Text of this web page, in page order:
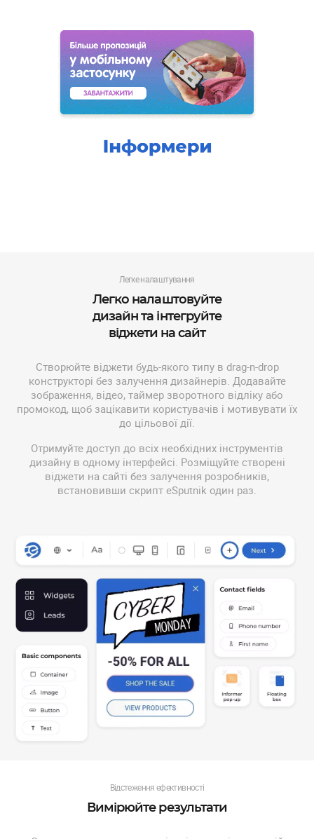
Легке налаштування
Легко налаштовуйте
дизайн та інтегруйте
віджети на сайт
Створюйте віджети будь-якого типу в drag-n-drop
конструкторі без залучення дизайнерів. Додавайте
зображення, відео, таймер зворотного відліку або
промокод, щоб зацікавити користувачів і мотивувати їх
до цільової дії.
Отримуйте доступ до всіх необхідних інструментів
дизайну в одному інтерфейсі. Розміщуйте створені
віджети на сайті без залучення розробників,
встановивши скрипт eSputnik один раз.
Відстеження ефективності
Вимірюйте результати